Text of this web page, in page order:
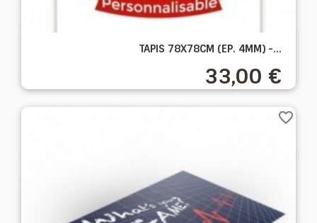
TAPIS 78X78CM (EP. 4MM) -...
33,00 €
favorite_border